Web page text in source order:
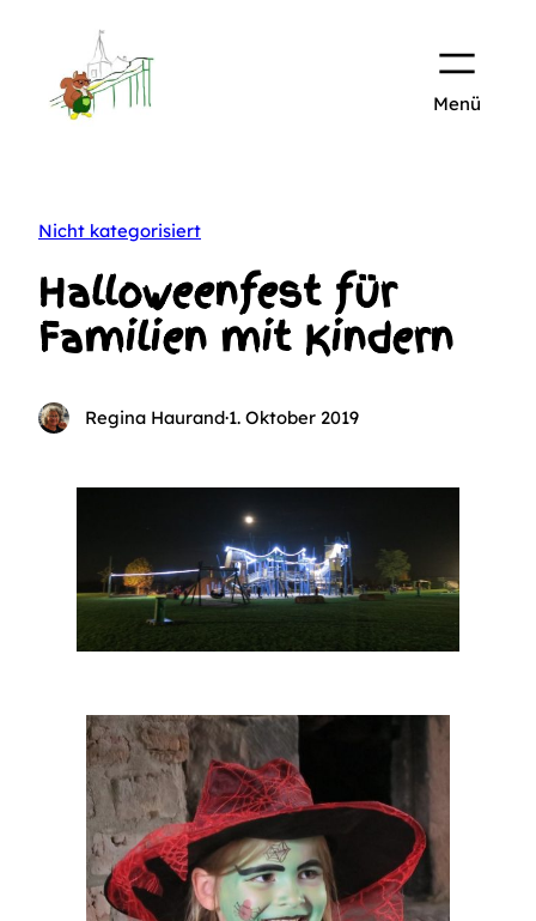
springen
Nicht kategorisiert
Halloweenfest für
Familien mit Kindern
Regina Haurand·1. Oktober 2019